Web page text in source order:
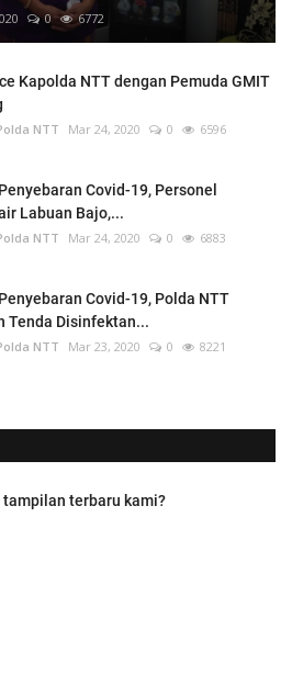
0 6772
Kapolda NTT dengan Pemuda GMIT
NTT Mar 24, 2020 0 6596
Covid-19, Personel
Labuan Bajo,...
NTT Mar 24, 2020 0 6883
Covid-19, Polda NTT
Tenda Disinfektan...
NTT Mar 23, 2020 0 8221
terbaru kami?